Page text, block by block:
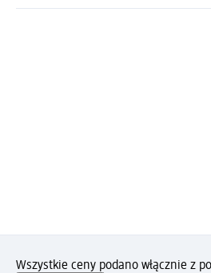
Wszystkie ceny podano włącznie z